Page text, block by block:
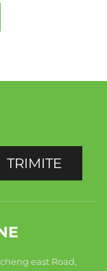
TRIMITE
east Road,